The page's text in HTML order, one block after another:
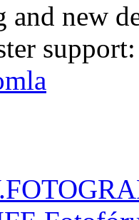
and new